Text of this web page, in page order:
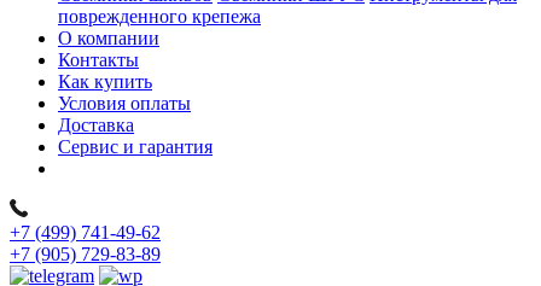
поврежденного крепежа
О компании
Контакты
Как купить
Условия оплаты
Доставка
Сервис и гарантия
+7 (499) 741-49-62
+7 (905) 729-83-89